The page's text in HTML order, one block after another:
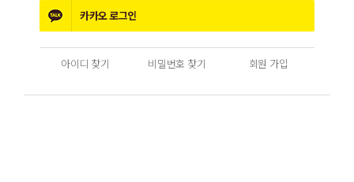
카카오로그인
아이디 찾기 비밀번호 찾기 회원 가입